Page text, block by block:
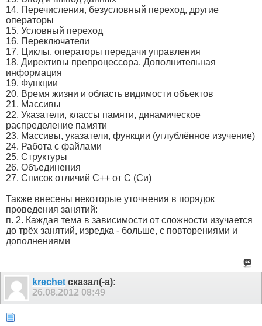
14. Перечисления, безусловный переход, другие
операторы
15. Условный переход
16. Переключатели
17. Циклы, операторы передачи управления
18. Директивы препроцессора. Дополнительная
информация
19. Функции
20. Время жизни и область видимости объектов
21. Массивы
22. Указатели, классы памяти, динамическое
распределение памяти
23. Массивы, указатели, функции (углублённое изучение)
24. Работа с файлами
25. Структуры
26. Объединения
27. Список отличий С++ от С (Си)
Также внесены некоторые уточнения в порядок
проведения занятий:
п. 2. Каждая тема в зависимости от сложности изучается
до трёх занятий, изредка - больше, с повторениями и
дополнениями
krechet сказал(-а):
26.08.2012 08:49